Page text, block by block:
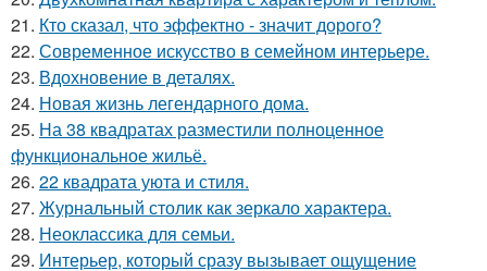
21. Кто сказал, что эффектно - значит дорого?
22. Современное искусство в семейном интерьере.
23. Вдохновение в деталях.
24. Новая жизнь легендарного дома.
25. На 38 квадратах разместили полноценное
функциональное жильё.
26. 22 квадрата уюта и стиля.
27. Журнальный столик как зеркало характера.
28. Неоклассика для семьи.
29. Интерьер, который сразу вызывает ощущение